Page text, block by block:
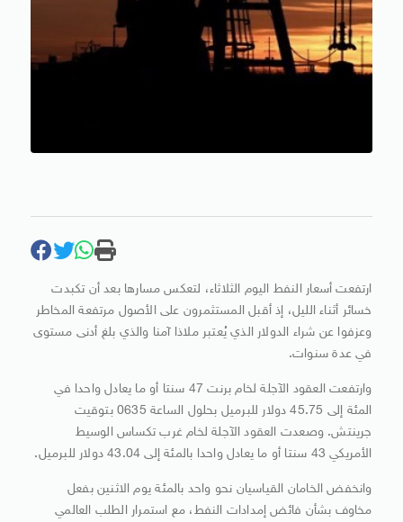
ارتفعت أسعار النفط اليوم الثلاثاء، لتعكس مسارها بعد أن تكبدت
خسائر أثناء الليل، إذ أقبل المستثمرون على الأصول مرتفعة المخاطر
وعزفوا عن شراء الدولار الذي يُعتبر ملاذا آمنا والذي بلغ أدنى مستوى
في عدة سنوات.
وارتفعت العقود الآجلة لخام برنت 47 سنتا أو ما يعادل واحدا في
المئة إلى 45.75 دولار للبرميل بحلول الساعة 0635 بتوقيت
جرينتش. وصعدت العقود الآجلة لخام غرب تكساس الوسيط
الأمريكي 43 سنتا أو ما يعادل واحدا بالمئة إلى 43.04 دولار للبرميل.
وانخفض الخامان القياسيان نحو واحد بالمئة يوم الاثنين بفعل
مخاوف بشأن فائض إمدادات النفط، مع استمرار الطلب العالمي